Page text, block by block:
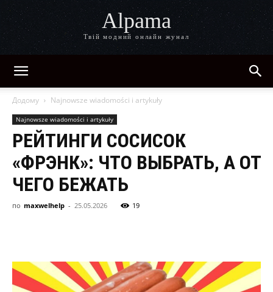
Alpama
Твій модний онлайн жунал
Додому Najnowsze wiadomości i artykuły
Najnowsze wiadomości i artykuły
РЕЙТИНГИ СОСИСОК
«ФРЭНК»: ЧТО ВЫБРАТЬ, А ОТ
ЧЕГО БЕЖАТЬ
по maxwelhelp - 25.05.2026 19